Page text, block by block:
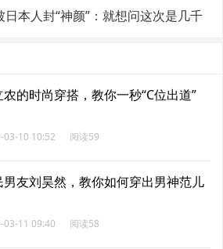
日本人封“神颜”：就想问这次是几千
的时尚穿搭，教你一秒“C位出道”
03-10 10:52 阅读59
男友刘昊然，教你如何穿出男神范儿
03-11 09:40 阅读58